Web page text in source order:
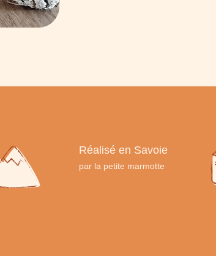
Réalisé en Savoie
par la petite marmotte